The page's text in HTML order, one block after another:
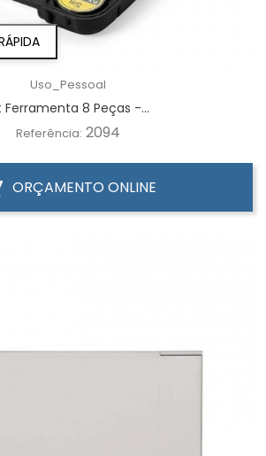
Uso_Pessoal
Ferramenta 8 Peças -...
Referência: 2094
ORÇAMENTO ONLINE